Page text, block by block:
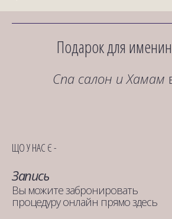
Подарок для
Спа салон и Хамам
ЩО У НАС Є -
Запись
Вы можите забронировать
процедуру онлайн прямо здесь